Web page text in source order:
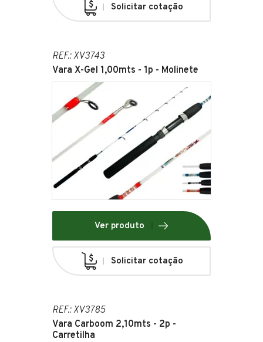
Solicitar cotação
REF.: XV3743
Vara X-Gel 1,00mts - 1p - Molinete
Ver produto
Solicitar cotação
REF.: XV3785
Vara Carboom 2,10mts - 2p -
Carretilha